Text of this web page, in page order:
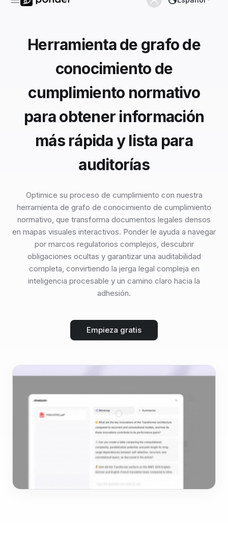
Herramienta de grafo de
conocimiento de
cumplimiento normativo
para obtener información
más rápida y lista para
auditorías
Optimice su proceso de cumplimiento con nuestra
herramienta de grafo de conocimiento de cumplimiento
normativo, que transforma documentos legales densos
en mapas visuales interactivos. Ponder le ayuda a navegar
por marcos regulatorios complejos, descubrir
obligaciones ocultas y garantizar una auditabilidad
completa, convirtiendo la jerga legal compleja en
inteligencia procesable y un camino claro hacia la
adhesión.
Empieza gratis